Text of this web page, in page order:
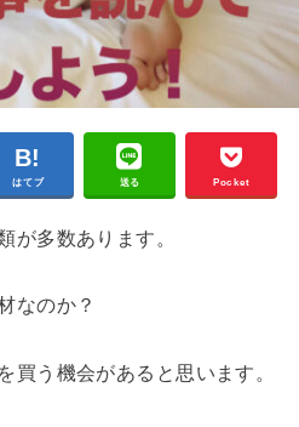
はてブ 送る Pocket
が多数あります。
なのか？
買う機会があると思います。